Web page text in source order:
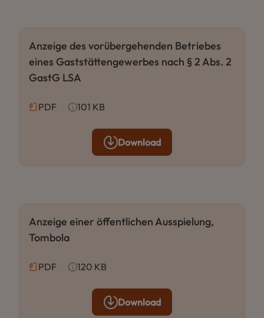
Anzeige des vorübergehenden Betriebes
eines Gaststättengewerbes nach § 2 Abs. 2
GastG LSA
PDF 101 KB
Download
Anzeige einer öffentlichen Ausspielung,
Tombola
PDF 120 KB
Download